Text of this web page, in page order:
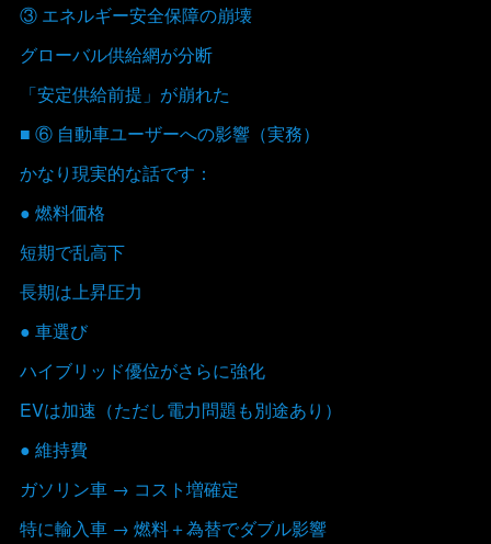
③ エネルギー安全保障の崩壊
グローバル供給網が分断
「安定供給前提」が崩れた
■ ⑥ 自動車ユーザーへの影響（実務）
かなり現実的な話です：
● 燃料価格
短期で乱高下
長期は上昇圧力
● 車選び
ハイブリッド優位がさらに強化
EVは加速（ただし電力問題も別途あり）
● 維持費
ガソリン車 → コスト増確定
特に輸入車 → 燃料＋為替でダブル影響